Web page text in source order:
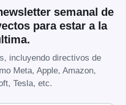
semanal de
para estar a la
incluyendo directivos de
Meta, Apple, Amazon,
Tesla, etc.